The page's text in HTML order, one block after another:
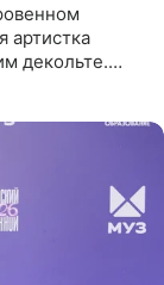
артистка
декольте.